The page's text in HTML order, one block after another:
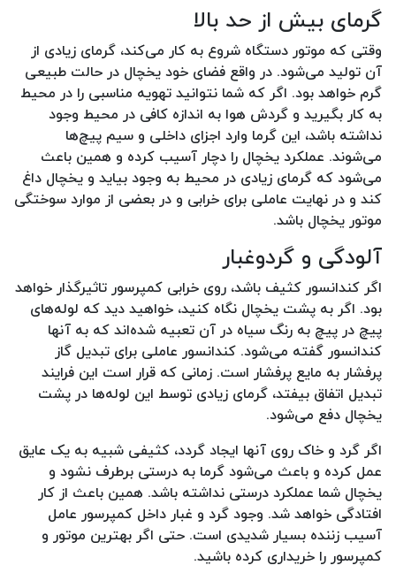
گرمای بیش از حد بالا
وقتی که موتور دستگاه شروع به کار می‌کند، گرمای زیادی از
آن تولید می‌شود. در واقع فضای خود یخچال در حالت طبیعی
گرم خواهد بود. اگر که شما نتوانید تهویه مناسبی را در محیط
به کار بگیرید و گردش هوا به اندازه کافی در محیط وجود
نداشته باشد، این گرما وارد اجزای داخلی و سیم پیچ‌ها
می‌شوند. عملکرد یخچال را دچار آسیب کرده و همین باعث
می‌شود که گرمای زیادی در محیط به وجود بیاید و یخچال داغ
کند و در نهایت عاملی برای خرابی و در بعضی از موارد سوختگی
موتور یخچال باشد.
آلودگی و گردوغبار
اگر کندانسور کثیف باشد، روی خرابی کمپرسور تاثیرگذار خواهد
بود. اگر به پشت یخچال نگاه کنید، خواهید دید که لوله‌های
پیچ در پیچ به رنگ سیاه در آن تعبیه شده‌اند که به آنها
کندانسور گفته می‌شود. کندانسور عاملی برای تبدیل گاز
پرفشار به مایع پرفشار است. زمانی که قرار است این فرایند
تبدیل اتفاق بیفتد، گرمای زیادی توسط این لوله‌ها در پشت
یخچال دفع می‌شود.
اگر گرد و خاک روی آنها ایجاد گردد، کثیفی شبیه به یک عایق
عمل کرده و باعث می‌شود گرما به درستی برطرف نشود و
یخچال شما عملکرد درستی نداشته باشد. همین باعث از کار
افتادگی خواهد شد‌. وجود گرد و غبار داخل کمپرسور عامل
آسیب زننده بسیار شدیدی است. حتی اگر بهترین موتور و
کمپرسور را خریداری کرده باشید.